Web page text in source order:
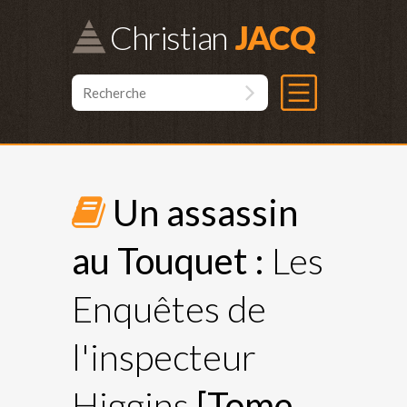
Christian
Un assassin
au Touquet : Les
Enquêtes de
l'inspecteur